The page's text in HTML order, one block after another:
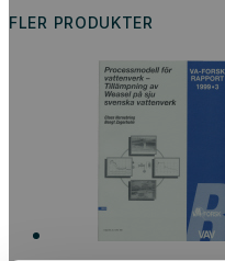
FLER PRODUKTER